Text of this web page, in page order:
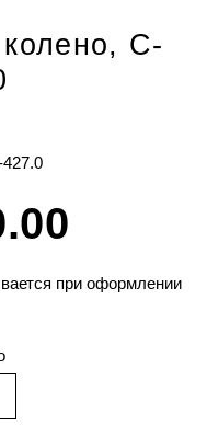
C-
при оформлении